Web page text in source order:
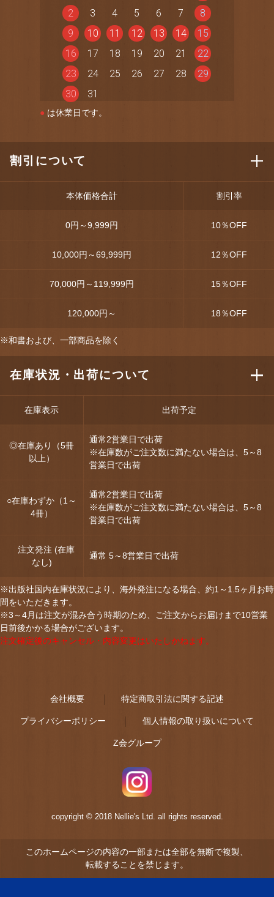
2
3 4 5 6 7
8
9
10 11 12 13 14
15
16
17 18 19 20 21
22
23
24 25 26 27 28
29
30
31
● は休業日です。
割引について
本体価格合計 割引率
0円～9,999円 10％OFF
10,000円～69,999円 12％OFF
70,000円～119,999円 15％OFF
120,000円～ 18％OFF
※和書および、一部商品を除く
在庫状況・出荷について
在庫表示 出荷予定
◎在庫あり（5冊
以上）
通常2営業日で出荷
※在庫数がご注文数に満たない場合は、5～8
営業日で出荷
○在庫わずか（1～
4冊）
通常2営業日で出荷
※在庫数がご注文数に満たない場合は、5～8
営業日で出荷
注文発注 (在庫
なし)
通常 5～8営業日で出荷
※出版社国内在庫状況により、海外発注になる場合、約1～1.5ヶ月お時
間をいただきます。
※3～4月は注文が混み合う時期のため、ご注文からお届けまで10営業
日前後かかる場合がございます。
注文確定後のキャンセル・内容変更はいたしかねます。
会社概要 特定商取引法に関する記述
プライバシーポリシー 個人情報の取り扱いについて
Z会グループ
copyright © 2018 Nellie's Ltd. all rights reserved.
このホームページの内容の一部または全部を無断で複製、
転載することを禁じます。